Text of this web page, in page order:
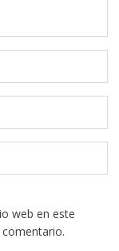
web en este